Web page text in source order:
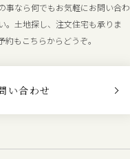
事なら何でもお気軽にお問い合わ
。土地探し、注文住宅も承りま
約もこちらからどうぞ。
い合わせ